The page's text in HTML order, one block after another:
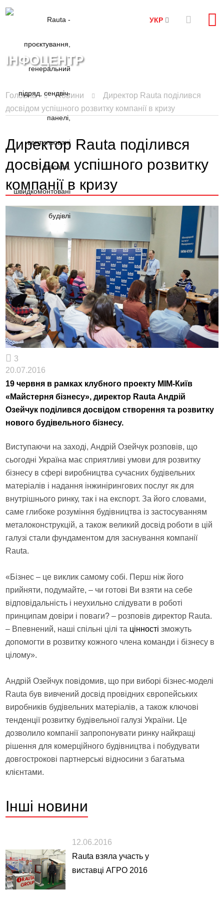
УКР
ІНФОЦЕНТР
Головна Новини
Директор Rauta поділився
досвідом успішного розвитку компанії в кризу
Директор Rauta поділився
досвідом успішного розвитку
компанії в кризу
3
20.07.2016
19 червня в рамках клубного проекту МІМ-Київ
«Майстерня бізнесу», директор Rauta Андрій
Озейчук поділився досвідом створення та розвитку
нового будівельного бізнесу.
Виступаючи на заході, Андрій Озейчук розповів, що
сьогодні Україна має сприятливі умови для розвитку
бізнесу в сфері виробництва сучасних будівельних
матеріалів і надання інжинірингових послуг як для
внутрішнього ринку, так і на експорт. За його словами,
саме глибоке розуміння будівництва із застосуванням
металоконструкцій, а також великий досвід роботи в цій
галузі стали фундаментом для заснування компанії
Rauta.
«Бізнес – це виклик самому собі. Перш ніж його
прийняти, подумайте, – чи готові Ви взяти на себе
відповідальність і неухильно слідувати в роботі
принципам довіри і поваги? – розповів директор Rauta.
– Впевнений, наші спільні цілі та цінності зможуть
допомогти в розвитку кожного члена команди і бізнесу в
цілому».
Андрій Озейчук повідомив, що при виборі бізнес-моделі
Rauta був вивчений досвід провідних європейських
виробників будівельних матеріалів, а також ключові
тенденції розвитку будівельної галузі України. Це
дозволило компанії запропонувати ринку найкращі
рішення для комерційного будівництва і побудувати
довгострокові партнерські відносини з багатьма
клієнтами.
Інші новини
12.06.2016
Rauta взяла участь у
виставці АГРО 2016